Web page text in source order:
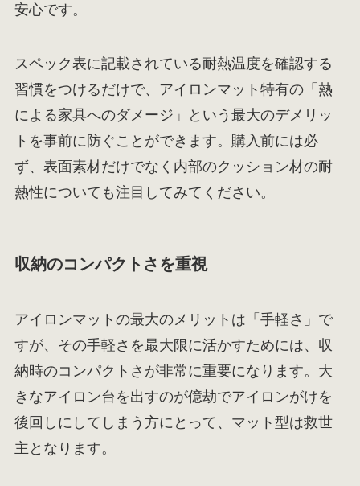
安心です。
スペック表に記載されている耐熱温度を確認する
習慣をつけるだけで、アイロンマット特有の「熱
による家具へのダメージ」という最大のデメリッ
トを事前に防ぐことができます。購入前には必
ず、表面素材だけでなく内部のクッション材の耐
熱性についても注目してみてください。
収納のコンパクトさを重視
アイロンマットの最大のメリットは「手軽さ」で
すが、その手軽さを最大限に活かすためには、収
納時のコンパクトさが非常に重要になります。大
きなアイロン台を出すのが億劫でアイロンがけを
後回しにしてしまう方にとって、マット型は救世
主となります。